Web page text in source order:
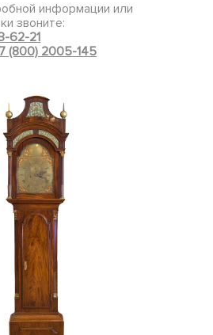
информации или
звоните:
62-21
(800) 2005-145